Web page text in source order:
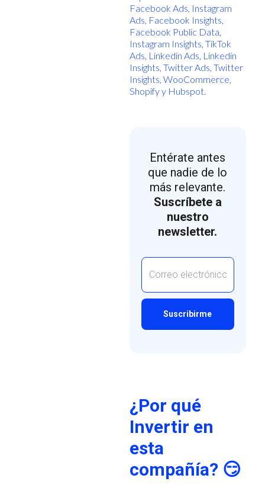
Facebook Ads, Instagram
Ads, Facebook Insights,
Facebook Public Data,
Instagram Insights, TikTok
Ads, Linkedin Ads, Linkedin
Insights, Twitter Ads, Twitter
Insights, WooCommerce,
Shopify y Hubspot.
Entérate antes
que nadie de lo
más relevante.
Suscríbete a
nuestro
newsletter.
¿Por qué
Invertir en
esta
compañía? 😏